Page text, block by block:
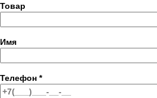
Товар
Имя
Телефон *